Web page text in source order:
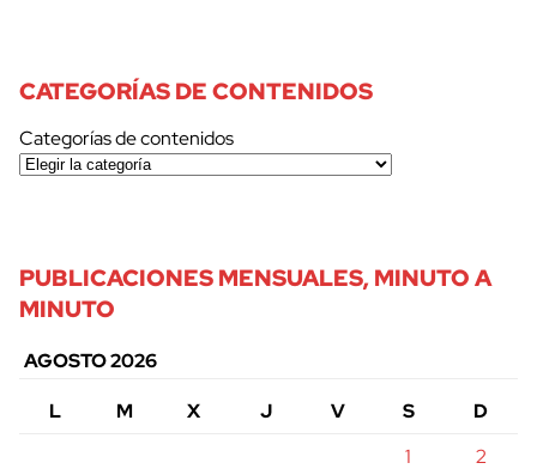
CATEGORÍAS DE CONTENIDOS
Categorías de contenidos
PUBLICACIONES MENSUALES, MINUTO A
MINUTO
AGOSTO 2026
L
M X J V S
D
1
2